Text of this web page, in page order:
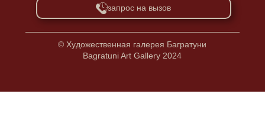
запрос на вызов
© Художественная галерея Багратуни
Bagratuni Art Gallery 2024